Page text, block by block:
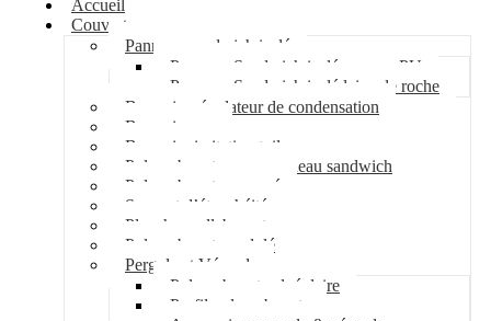
Accueil
Couverture
Panneau sandwich isolé
Panneau Sandwich isolé mousse PU
Panneau Sandwich isolé laine de roche
Bac acier régulateur de condensation
Bac acier sec
Bac acier imitation tuile
Polycarbonate pour panneau sandwich
Polycarbonate nervuré
Support d’étanchéité
Plancher collaborant
Polycarbonate ondulé
Pergola et Véranda
Polycarbonate alvéolaire
Profil polycarbonate